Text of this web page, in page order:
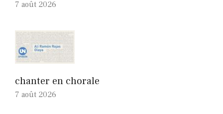
7 août 2026
chanter en chorale
7 août 2026